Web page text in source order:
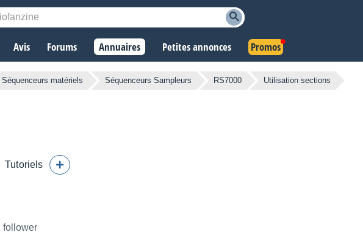
Avis Forums Annuaires Petites annonces Promos
Séquenceurs matériels Séquenceurs Sampleurs RS7000 Utilisation sections
Tutoriels
follower